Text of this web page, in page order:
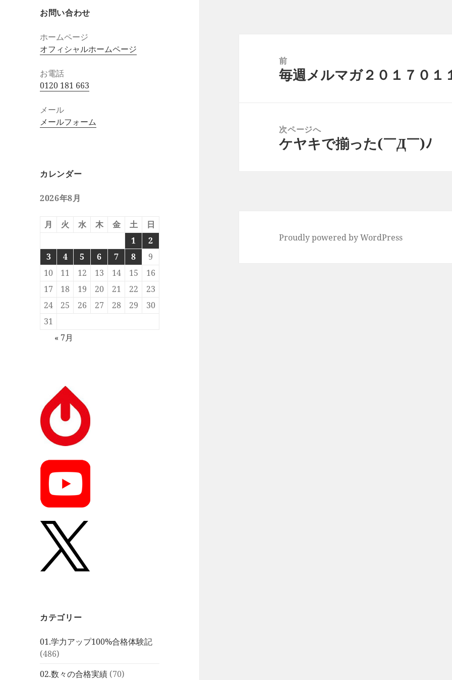
お問い合わせ
ホームページ
オフィシャルホームページ
お電話
0120 181 663
メール
メールフォーム
カレンダー
2026年8月
月 火 水 木 金 土
日
1
2
3
4 5 6 7 8
9
10
11 12 13 14 15
16
17
18 19 20 21 22
23
24
25 26 27 28 29
30
31
« 7月
カテゴリー
01.学力アップ100%合格体験記
(486)
02.数々の合格実績 (70)
前
前
毎週メルマガ２０１７０１
次ページへ
次
ケヤキで揃った(￣Д￣)ﾉ
Proudly powered by WordPress